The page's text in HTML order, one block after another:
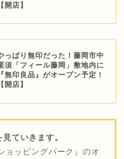
【開店】
っぱり無印だった！藤岡市中
須「フィール藤岡」敷地内に
『無印良品』がオープン予定！
【開店】
ていきます。
ョッピングパーク』のオ